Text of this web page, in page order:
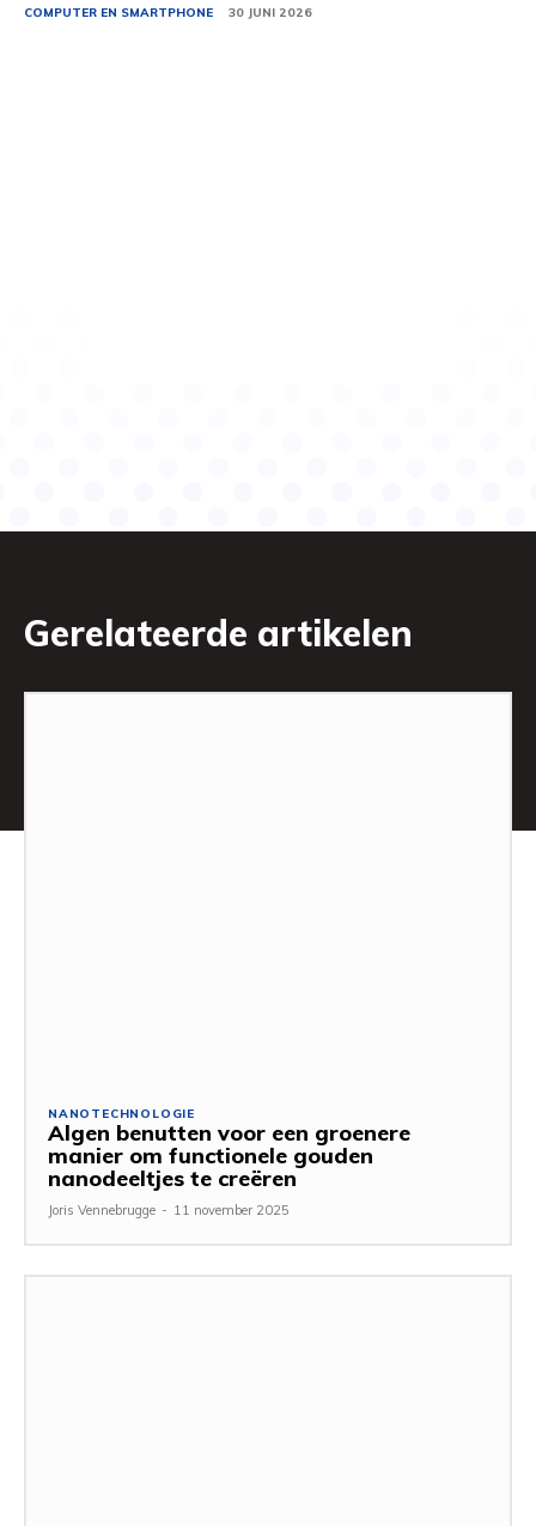
COMPUTER EN SMARTPHONE 30 JUNI 2026
Gerelateerde artikelen
NANOTECHNOLOGIE
Algen benutten voor een groenere
manier om functionele gouden
nanodeeltjes te creëren
Joris Vennebrugge - 11 november 2025